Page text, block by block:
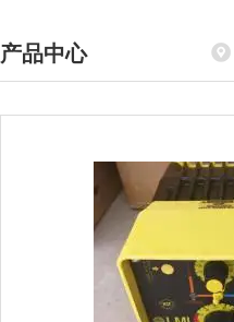
产品中心
/ PRODUCTS CENTER